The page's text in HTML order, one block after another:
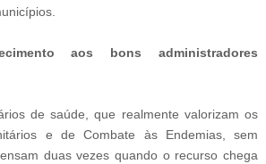
aos bons administradores
de saúde, que realmente valorizam os
e de Combate às Endemias, sem
duas vezes quando o recurso chega